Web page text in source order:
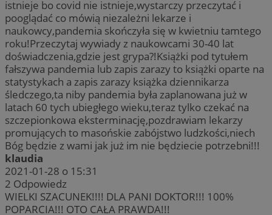
istnieje bo covid nie istnieje,wystarczy przeczytać i
pooglądać co mówią niezależni lekarze i
naukowcy,pandemia skończyła się w kwietniu tamtego
roku!Przeczytaj wywiady z naukowcami 30-40 lat
doświadczenia,gdzie jest grypa?!Książki pod tytułem
fałszywa pandemia lub zapis zarazy to książki oparte na
statystykach a zapis zarazy książka dziennikarza
śledczego,ta niby pandemia była zaplanowana już w
latach 60 tych ubiegłego wieku,teraz tylko czekać na
szczepionkowa eksterminację,pozdrawiam lekarzy
promujących to masońskie zabójstwo ludzkości,niech
Bóg będzie z wami jak już im nie będziecie potrzebni!!!
klaudia
2021-01-28 o 15:31
2 Odpowiedz
WIELKI SZACUNEK!!!! DLA PANI DOKTOR!!! 100%
POPARCIA!!! OTO CAŁA PRAWDA!!!